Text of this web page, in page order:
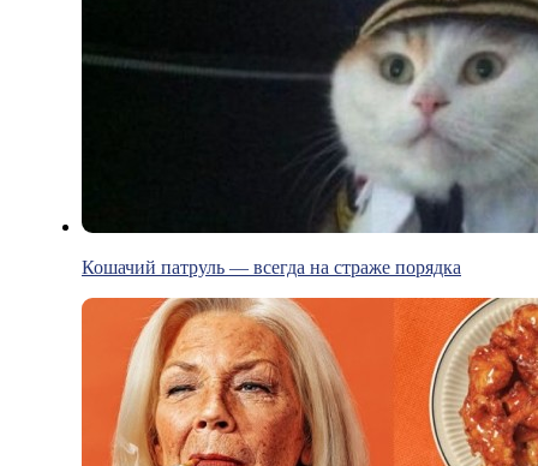
Кошачий патруль — всегда на страже порядка